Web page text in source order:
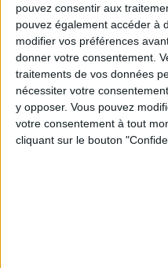
pouvez consentir aux
pouvez également accéder à
modifier vos préférences
donner votre consentement.
traitements de vos données
nécessiter votre
y opposer. Vous pouvez
votre consentement à tout
cliquant sur le bouton
Peut-on remplacer
? Consultation